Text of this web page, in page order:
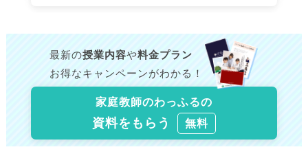
最新の授業内容や料金プラン
お得なキャンペーンがわかる！
家庭教師のわっふるの
資料をもらう 無料